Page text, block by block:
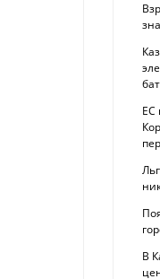
ЕС
В